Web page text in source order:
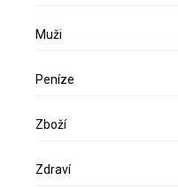
Muži
Peníze
Zboží
Zdraví